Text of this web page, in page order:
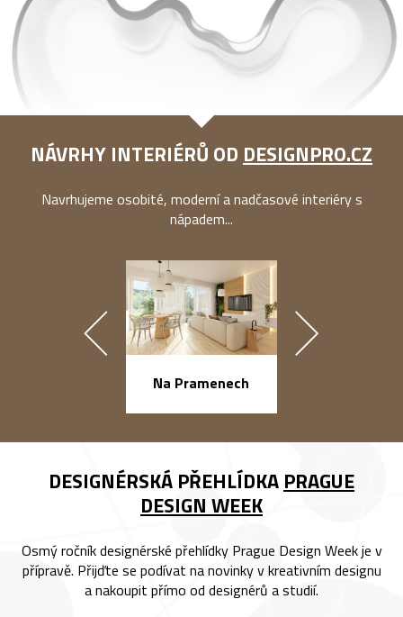
NÁVRHY INTERIÉRŮ OD DESIGNPRO.CZ
Navrhujeme osobité, moderní a nadčasové interiéry s
nápadem...
Na Pramenech
DESIGNÉRSKÁ PŘEHLÍDKA PRAGUE
DESIGN WEEK
Osmý ročník designérské přehlídky Prague Design Week je v
přípravě. Přijďte se podívat na novinky v kreativním designu
a nakoupit přímo od designérů a studií.